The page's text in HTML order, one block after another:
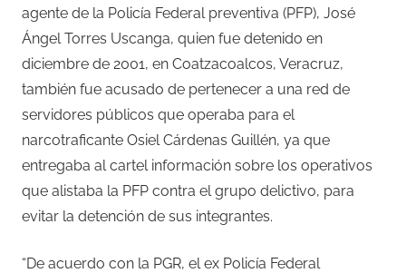
agente de la Policía Federal preventiva (PFP), José
Ángel Torres Uscanga, quien fue detenido en
diciembre de 2001, en Coatzacoalcos, Veracruz,
también fue acusado de pertenecer a una red de
servidores públicos que operaba para el
narcotraficante Osiel Cárdenas Guillén, ya que
entregaba al cartel información sobre los operativos
que alistaba la PFP contra el grupo delictivo, para
evitar la detención de sus integrantes.
“De acuerdo con la PGR, el ex Policía Federal